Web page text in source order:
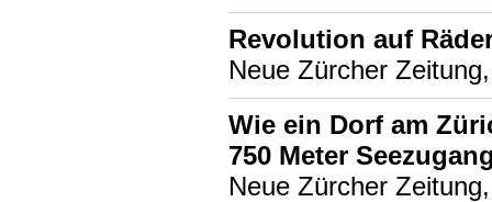
Revolution auf
Neue Zürcher
Wie ein Dorf am
750 Meter
Neue Zürcher